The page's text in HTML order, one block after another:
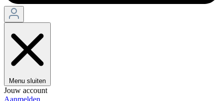
Menu sluiten
Jouw account
Aanmelden